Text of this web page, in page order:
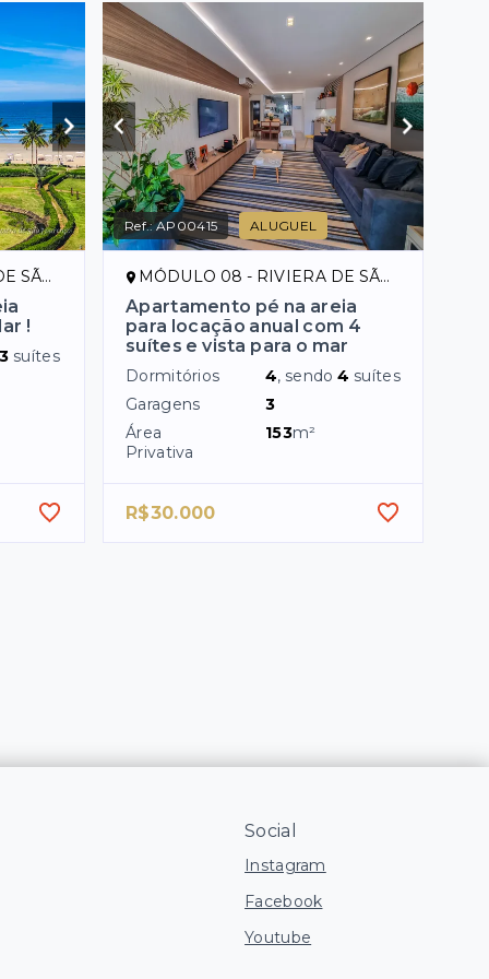
SP
!
3 suítes
Ref.:AP00415 ALUGUEL
MÓDULO 08 - RIVIERA DE SÃO LOURENÇO/SP
Apartamento pé na areia
para locação anual com 4
suítes e vista para o mar
Dormitórios 4, sendo4 suítes
Garagens
3
Área
Privativa
153m²
R$30.000
Social
Instagram
Facebook
Youtube